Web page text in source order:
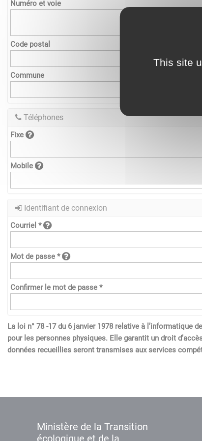
This site
Numéro et voie
Code postal
Commune
Téléphones
Fixe
Mobile
Identifiant de connexion
Courriel *
Mot de passe *
Confirmer le mot de passe *
La loi n° 78 -17 du 6 janvier 1978 relative à l’informatique
pour les personnes physiques. Elle garantit un droit
données recueillies seront transmises aux services
Ministère de la Transition
écologique et de la